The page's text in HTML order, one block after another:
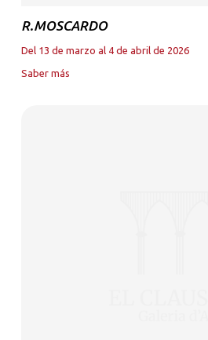
R.MOSCARDO
Del 13 de marzo al 4 de abril de 2026
Saber más